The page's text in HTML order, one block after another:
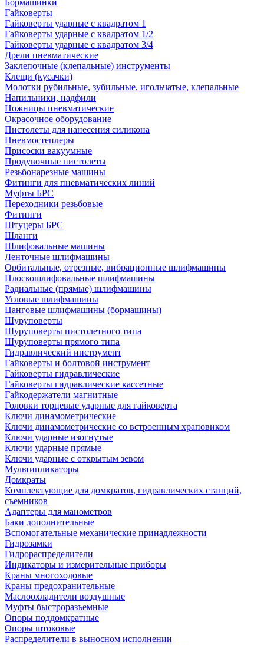
Бормашинки
Гайковерты
Гайковерты ударные с квадратом 1
Гайковерты ударные с квадратом 1/2
Гайковерты ударные с квадратом 3/4
Дрели пневматические
Заклепочные (клепальные) инструменты
Клещи (кусачки)
Молотки рубильные, зубильные, игольчатые, клепальные
Напильники, надфили
Ножницы пневматические
Окрасочное оборудование
Пистолеты для нанесения силикона
Пневмостеплеры
Присоски вакуумные
Продувочные пистолеты
Резьбонарезные машины
Фитинги для пневматических линий
Муфты БРС
Переходники резьбовые
Фитинги
Штуцеры БРС
Шланги
Шлифовальные машины
Ленточные шлифмашины
Орбитальные, отрезные, вибрационные шлифмашины
Плоскошлифовальные шлифмашины
Радиальные (прямые) шлифмашины
Угловые шлифмашины
Цанговые шлифмашины (бормашины)
Шуруповерты
Шуруповерты пистолетного типа
Шуруповерты прямого типа
Гидравлический инструмент
Гайковерты и болтовой инструмент
Гайковерты гидравлические
Гайковерты гидравлические кассетные
Гайкодержатели магнитные
Головки торцевые ударные для гайковерта
Ключи динамометрические
Ключи динамометрические со встроенным храповиком
Ключи ударные изогнутые
Ключи ударные прямые
Ключи ударные с открытым зевом
Мультипликаторы
Домкраты
Комплектующие для домкратов, гидравлических станций,
съемников
Адаптеры для манометров
Баки дополнительные
Вспомогательные механические принадлежности
Гидрозамки
Гидрораспределители
Индикаторы и измерительные приборы
Краны многоходовые
Краны предохранительные
Маслоохладители воздушные
Муфты быстроразъемные
Опоры поддомкратные
Опоры штоковые
Распределители в выносном исполнении